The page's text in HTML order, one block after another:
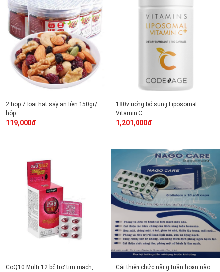
2 hộp 7 loại hạt sấy ăn liền 150gr/
hộp
119,000đ
180v uống bổ sung Liposomal
Vitamin C
1,201,000đ
CoQ10 Multi 12 bổ trợ tim mạch,
Cải thiện chức năng tuần hoàn não